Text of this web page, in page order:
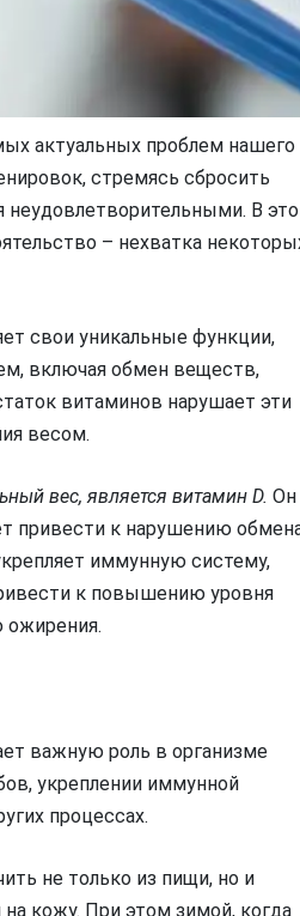
актуальных проблем нашего
стремясь сбросить
В
– нехватка
свои уникальные функции,
включая обмен веществ,
витаминов нарушает эти
весом.
вес, является витамин D. Он
привести к нарушению
иммунную систему,
к повышению уровня
ожирения.
важную роль в организме
укреплении иммунной
процессах.
не только из пищи, но и
кожу. При этом зимой, когда